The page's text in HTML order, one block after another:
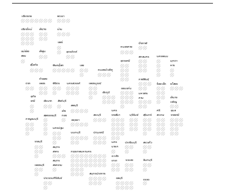
กรุงเทพมหานคร
ฉะเชิง
เทรา
ชลบุรี
ระยอง จันทบุรี
สระแก้ว
ปราจีนบุรี
ตราด
สมุทร
สาคร
สมุทร
สงคราม
ราชบุรี
กาญจนบุรี
เพชรบุรี
ประจวบคีรีขันธ์
นครปฐม
สุพรรณบุรี
อยุธยา
อ่าง
ทอง
สิงห์บุรี
นครสวรรค์
พิจิตร เพชรบูรณ์
กำแพง
เพชร
ตาก
สุโขทัย
ลำปาง
พะเยา
ลำพูน
พิษณุโลก
อุตรดิตถ์
แพร่
น่าน
เลย
หนองบัวลำภู
อุดรธานี
สกลนคร นครพนม
กาฬสินธุ์
มุกดา
หาร
หนองคาย
บึงกาฬ
แม่ฮ่อง
สอน
เชียงใหม่
เชียงราย
ชัยนาท
อุทัย
ธานี
สระบุรี
นคร
นายก
นคร
ราชสีมา
บุรีรัมย์ สุรินทร์
ศรี
สะเกษ
อุบล
ราชธานี
อำนาจ
เจริญ
ยโสธร
ร้อยเอ็ด
มหาสาร
คาม
ขอนแก่น
ชัยภูมิ
ลพบุรี
นนทบุรี ปทุมธานี
สมุทรปราการ